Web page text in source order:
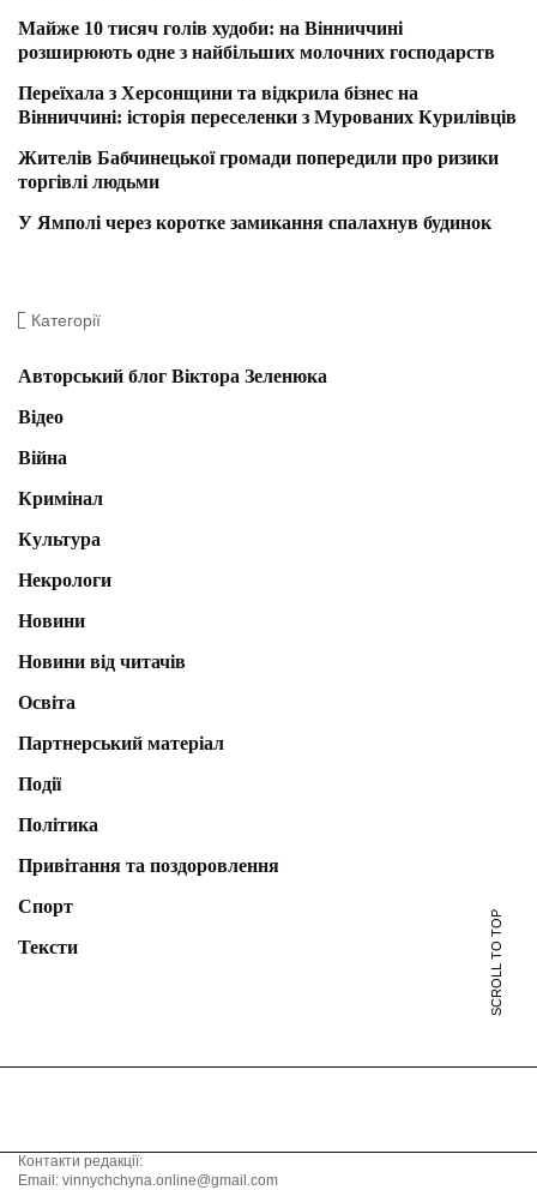
Майже 10 тисяч голів худоби: на Вінниччині
розширюють одне з найбільших молочних господарств
Переїхала з Херсонщини та відкрила бізнес на
Вінниччині: історія переселенки з Мурованих Курилівців
Жителів Бабчинецької громади попередили про ризики
торгівлі людьми
У Ямполі через коротке замикання спалахнув будинок
Категорії
Авторський блог Віктора Зеленюка
Відео
Війна
Кримінал
Культура
Некрологи
Новини
Новини від читачів
Освіта
Партнерський матеріал
Події
Політика
Привітання та поздоровлення
Спорт
Тексти
SCROLL TO TOP
Контакти редакції:
Email: vinnychchyna.online@gmail.com